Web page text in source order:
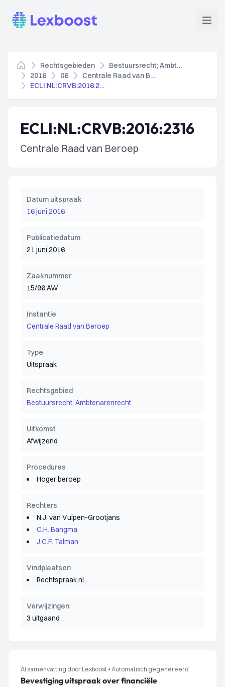
Lexboost
Home
Rechtsgebieden
Bestuursrecht; Ambtenarenrecht
2016
06
Centrale Raad van Beroep
ECLI:NL:CRVB:2016:2316
ECLI:NL:CRVB:2016:2316
Centrale Raad van Beroep
Datum uitspraak
16 juni 2016
Publicatiedatum
21 juni 2016
Zaaknummer
15/96 AW
Instantie
Centrale Raad van Beroep
Type
Uitspraak
Rechtsgebied
Bestuursrecht; Ambtenarenrecht
Uitkomst
Afwijzend
Procedures
Hoger beroep
Rechters
N.J. van Vulpen-Grootjans
C.H. Bangma
J.C.F. Talman
Vindplaatsen
Rechtspraak.nl
Verwijzingen
3 uitgaand
AI samenvatting door Lexboost • Automatisch gegenereerd
Bevestiging uitspraak over financiële